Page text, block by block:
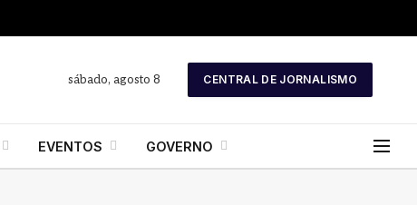
sábado, agosto 8 CENTRAL DE JORNALISMO
EVENTOS GOVERNO